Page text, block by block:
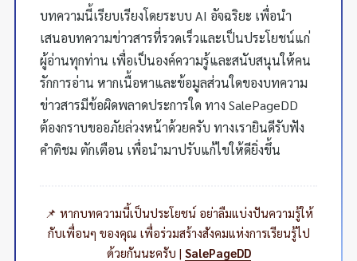
บทความนี้เรียบเรียงโดยระบบ AI อัจฉริยะ เพื่อนำ
เสนอบทความข่าวสารที่รวดเร็วและเป็นประโยชน์แก่
ผู้อ่านทุกท่าน เพื่อเป็นองค์ความรู้และสนับสนุนให้คน
รักการอ่าน หากเนื้อหาและข้อมูลส่วนใดของบทความ
ข่าวสารมีข้อผิดพลาดประการใด ทาง SalePageDD
ต้องกราบขออภัยล่วงหน้าด้วยครับ ทางเรายินดีรับฟัง
คำติชม ตักเตือน เพื่อนำมาปรับแก้ไขให้ดียิ่งขึ้น
📌 หากบทความนี้เป็นประโยชน์ อย่าลืมแบ่งปันความรู้ให้
กับเพื่อนๆ ของคุณ เพื่อร่วมสร้างสังคมแห่งการเรียนรู้ไป
ด้วยกันนะครับ | SalePageDD